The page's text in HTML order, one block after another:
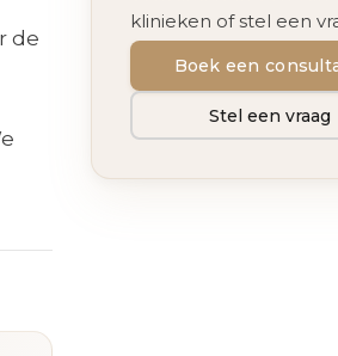
de
klinieken of stel een
Boek een
Stel een vraag